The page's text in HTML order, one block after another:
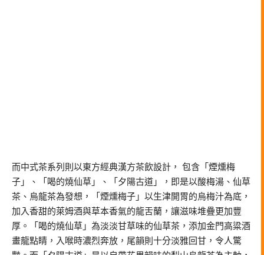
而中式茶系列則以東方經典漢方茶飲設計， 包含「煙燻梅
子」、「喝的燒仙草」、「夕陽古道」，即是以酸梅湯、仙草
茶、烏龍茶為發想，「煙燻梅子」以生津開胃的烏梅汁為底，
加入香甜的萊姆酒與草本香氣的龍舌蘭，讓滋味堆疊更加豐
厚。「喝的燒仙草」為淡淡甘草味的仙草茶，添加金門高粱酒
畫龍點睛，入喉時濃烈奔放，尾韻則十分淡雅回甘，令人驚